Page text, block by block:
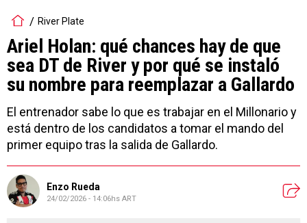
River Plate
Ariel Holan: qué chances hay de que
sea DT de River y por qué se instaló
su nombre para reemplazar a Gallardo
El entrenador sabe lo que es trabajar en el Millonario y
está dentro de los candidatos a tomar el mando del
primer equipo tras la salida de Gallardo.
Enzo Rueda
24/02/2026 - 14:06hs ART